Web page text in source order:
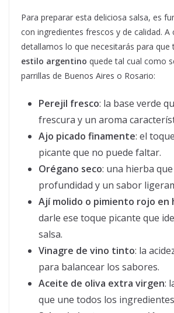
Para preparar esta deliciosa salsa, es
con ingredientes frescos y de calidad. A
detallamos lo que necesitarás para que
estilo argentino quede tal cual como
parrillas de Buenos Aires o Rosario:
Perejil fresco: la base verde
frescura y un aroma
Ajo picado finamente: el
picante que no puede faltar.
Orégano seco: una hierba
profundidad y un sabor
Ají molido o pimiento rojo en
darle ese toque picante que
salsa.
Vinagre de vino tinto: la
para balancear los sabores.
Aceite de oliva extra virgen:
que une todos los